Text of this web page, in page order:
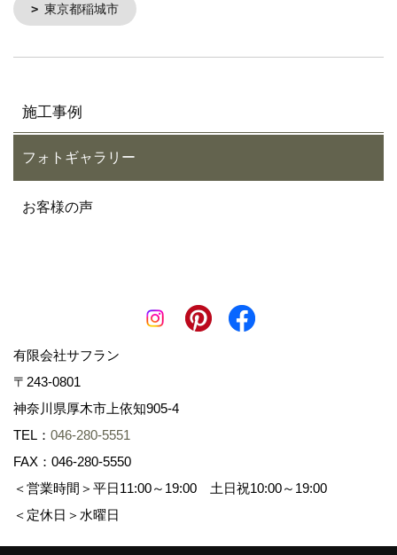
東京都稲城市
施工事例
フォトギャラリー
お客様の声
有限会社サフラン
〒243-0801
神奈川県厚木市上依知905-4
TEL： 046-280-5551
FAX：046-280-5550
＜営業時間＞平日11:00～19:00 土日祝10:00～19:00
＜定休日＞水曜日